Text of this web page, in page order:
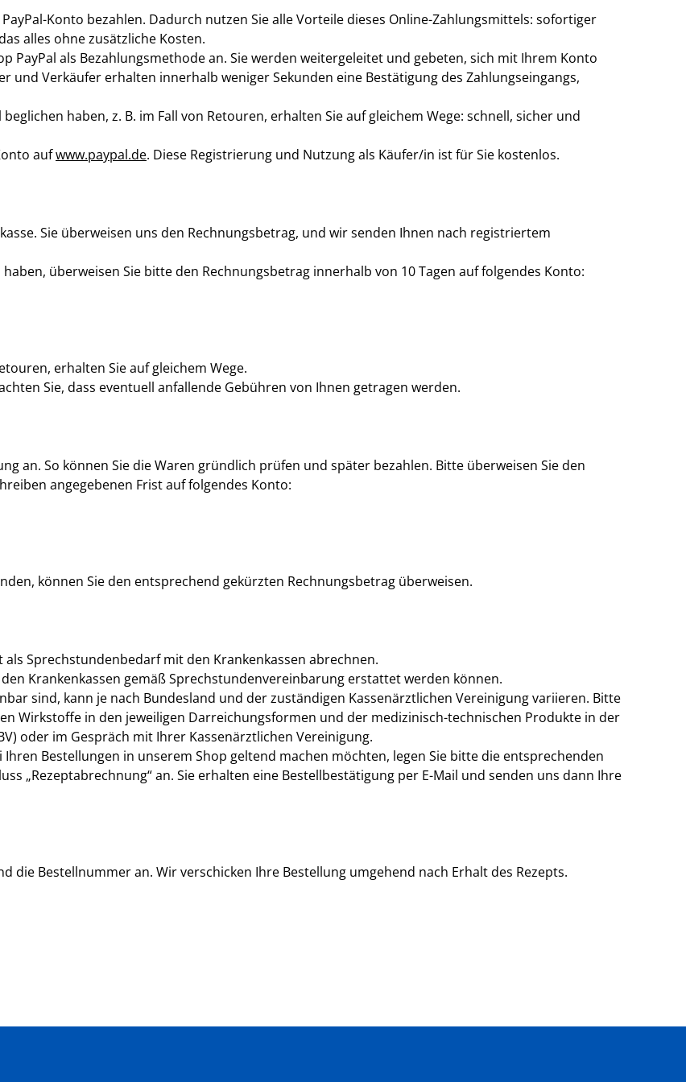
Konto bezahlen. Dadurch nutzen Sie alle Vorteile dieses Online-Zahlungsmittels: sofortiger
alles ohne zusätzliche Kosten.
PayPal als Bezahlungsmethode an. Sie werden weitergeleitet und gebeten, sich mit Ihrem Konto
und Verkäufer erhalten innerhalb weniger Sekunden eine Bestätigung des Zahlungseingangs,
haben, z. B. im Fall von Retouren, erhalten Sie auf gleichem Wege: schnell, sicher und
aufwww.paypal.de. Diese Registrierung und Nutzung als Käufer/in ist für Sie kostenlos.
Sie überweisen uns den Rechnungsbetrag, und wir senden Ihnen nach registriertem
überweisen Sie bitte den Rechnungsbetrag innerhalb von 10 Tagen auf folgendes Konto:
erhalten Sie auf gleichem Wege.
Sie, dass eventuell anfallende Gebühren von Ihnen getragen werden.
an. So können Sie die Waren gründlich prüfen und später bezahlen. Bitte überweisen Sie den
angegebenen Frist auf folgendes Konto:
können Sie den entsprechend gekürzten Rechnungsbetrag überweisen.
Sprechstundenbedarf mit den Krankenkassen abrechnen.
Krankenkassen gemäß Sprechstundenvereinbarung erstattet werden können.
sind, kann je nach Bundesland und der zuständigen Kassenärztlichen Vereinigung variieren. Bitte
Wirkstoffe in den jeweiligen Darreichungsformen und der medizinisch-technischen Produkte in der
oder im Gespräch mit Ihrer Kassenärztlichen Vereinigung.
Bestellungen in unserem Shop geltend machen möchten, legen Sie bitte die entsprechenden
„Rezeptabrechnung“ an. Sie erhalten eine Bestellbestätigung per E-Mail und senden uns dann Ihre
die Bestellnummer an. Wir verschicken Ihre Bestellung umgehend nach Erhalt des Rezepts.